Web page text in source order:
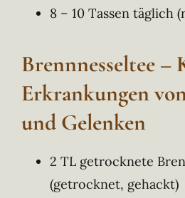
8 – 10 Tassen täglich
Brennnesseltee –
Erkrankungen
und Gelenken
2 TL getrocknete
(getrocknet, gehackt)